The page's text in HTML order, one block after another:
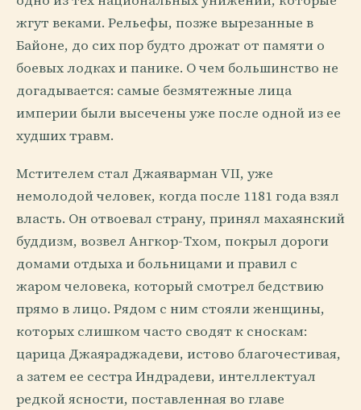
жгут веками. Рельефы, позже вырезанные в
Байоне, до сих пор будто дрожат от памяти о
боевых лодках и панике. О чем большинство не
догадывается: самые безмятежные лица
империи были высечены уже после одной из ее
худших травм.
Мстителем стал Джаяварман VII, уже
немолодой человек, когда после 1181 года взял
власть. Он отвоевал страну, принял махаянский
буддизм, возвел Ангкор-Тхом, покрыл дороги
домами отдыха и больницами и правил с
жаром человека, который смотрел бедствию
прямо в лицо. Рядом с ним стояли женщины,
которых слишком часто сводят к сноскам:
царица Джаяраджадеви, истово благочестивая,
а затем ее сестра Индрадеви, интеллектуал
редкой ясности, поставленная во главе